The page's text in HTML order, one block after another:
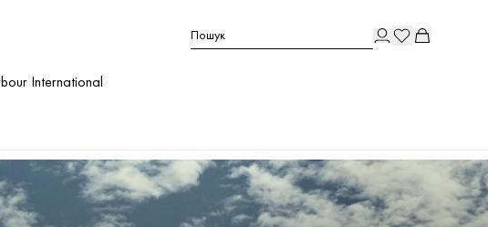
Пошук
International